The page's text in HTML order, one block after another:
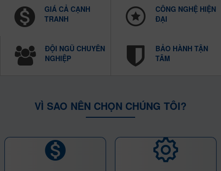
GIÁ CẢ CẠNH
TRANH
CÔNG NGHỆ HIỆN
ĐẠI
ĐỘI NGŨ CHUYÊN
NGHIỆP
BẢO HÀNH TẬN
TÂM
VÌ SAO NÊN CHỌN CHÚNG TÔI?